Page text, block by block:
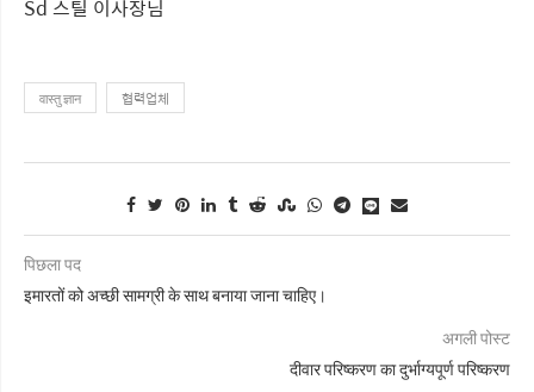
Sd 스틸 이사장님
वास्तु ज्ञान 협력업체
पिछला पद
इमारतों को अच्छी सामग्री के साथ बनाया जाना चाहिए।
अगली पोस्ट
दीवार परिष्करण का दुर्भाग्यपूर्ण परिष्करण